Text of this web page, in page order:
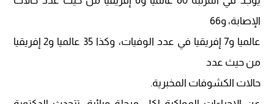
الإصابة، و66
عالميا و7 إفريقيا في عدد الوفيات، وكذا 35 عالميا و2 إفريقيا
من حيث عدد
حالات الكشوفات المخبرية.